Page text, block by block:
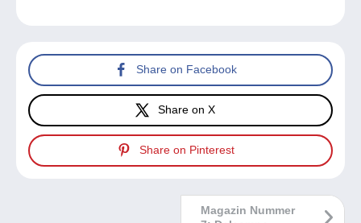
Share on Facebook
Share on X
Share on Pinterest
Magazin Nummer